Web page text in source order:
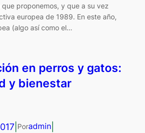
que proponemos, y que a su vez
europea de 1989. En este año,
(algo así como el…
en perros y gatos:
y bienestar
| Poradmin|